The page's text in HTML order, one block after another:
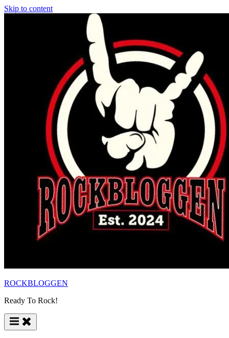
Skip to content
ROCKBLOGGEN
Ready To Rock!